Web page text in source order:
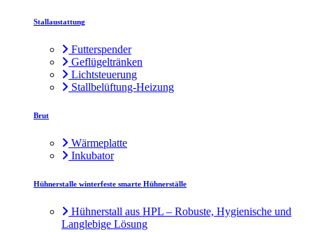
Stallaustattung
Futterspender
Geflügeltränken
Lichtsteuerung
Stallbelüftung-Heizung
Brut
Wärmeplatte
Inkubator
Hühnerstalle winterfeste smarte Hühnerställe
Hühnerstall aus HPL – Robuste, Hygienische und
Langlebige Lösung